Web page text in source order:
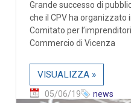
Grande successo di
che il CPV ha organizzato
Comitato per
Commercio di Vicenza
VISUALIZZA »
05/06/19 news